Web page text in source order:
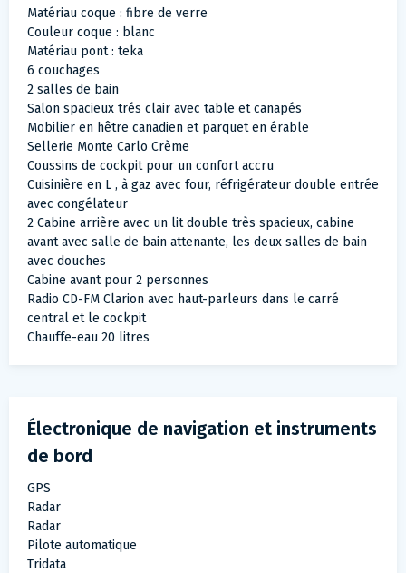
Matériau coque : fibre de verre
Couleur coque : blanc
Matériau pont : teka
6 couchages
2 salles de bain
Salon spacieux trés clair avec table et canapés
Mobilier en hêtre canadien et parquet en érable
Sellerie Monte Carlo Crème
Coussins de cockpit pour un confort accru
Cuisinière en L , à gaz avec four, réfrigérateur double entrée
avec congélateur
2 Cabine arrière avec un lit double très spacieux, cabine
avant avec salle de bain attenante, les deux salles de bain
avec douches
Cabine avant pour 2 personnes
Radio CD-FM Clarion avec haut-parleurs dans le carré
central et le cockpit
Chauffe-eau 20 litres
Électronique de navigation et instruments
de bord
GPS
Radar
Radar
Pilote automatique
Tridata